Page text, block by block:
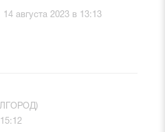
14 августа 2023 в 13:13